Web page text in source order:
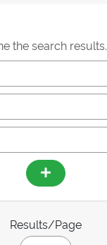
the search results.
Results/Page